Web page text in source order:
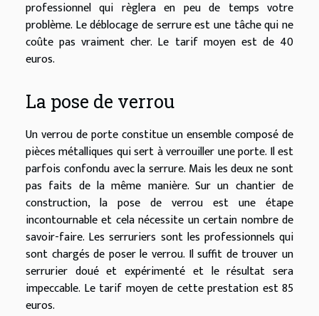
professionnel qui règlera en peu de temps votre
problème. Le déblocage de serrure est une tâche qui ne
coûte pas vraiment cher. Le tarif moyen est de 40
euros.
La pose de verrou
Un verrou de porte constitue un ensemble composé de
pièces métalliques qui sert à verrouiller une porte. Il est
parfois confondu avec la serrure. Mais les deux ne sont
pas faits de la même manière. Sur un chantier de
construction, la pose de verrou est une étape
incontournable et cela nécessite un certain nombre de
savoir-faire. Les serruriers sont les professionnels qui
sont chargés de poser le verrou. Il suffit de trouver un
serrurier doué et expérimenté et le résultat sera
impeccable. Le tarif moyen de cette prestation est 85
euros.